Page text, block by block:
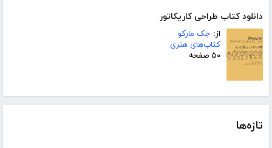
دانلود کتاب طراحی کاریکاتور
از: جک مارکو
کتاب‌های هنری
۵۰ صفحه
تازه‌ها